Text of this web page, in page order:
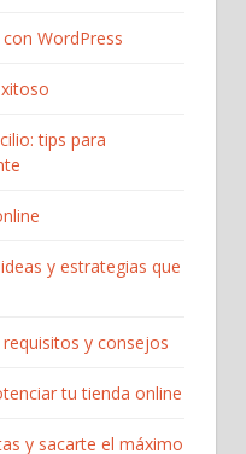
WordPress
tips para
y estrategias que
y consejos
tu tienda online
y sacarte el máximo